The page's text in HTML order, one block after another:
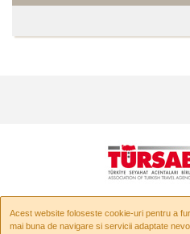
Acest website foloseste cookie-uri pentru a
mai buna de navigare si servicii adaptate